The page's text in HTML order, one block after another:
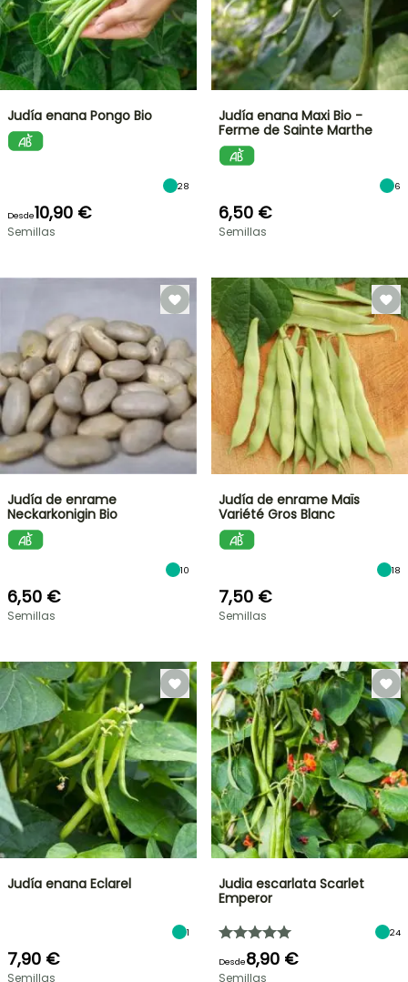
Judía enana Pongo Bio
28
Desde10,90 €
Semillas
Judía enana Maxi Bio -
Ferme de Sainte Marthe
6
6,50 €
Semillas
Judía de enrame
Neckarkonigin Bio
10
6,50 €
Semillas
Judía de enrame Maïs
Variété Gros Blanc
18
7,50 €
Semillas
Judía enana Eclarel
1
7,90 €
Semillas
Judia escarlata Scarlet
Emperor
24
Desde8,90 €
Semillas